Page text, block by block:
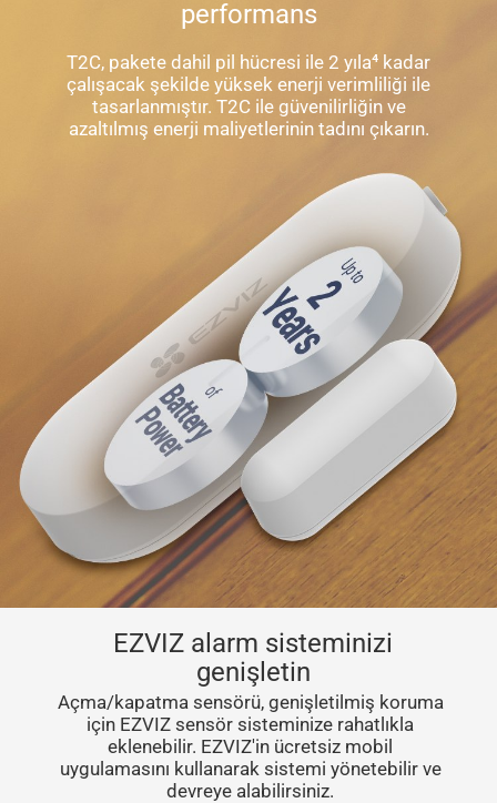
performans
T2C, pakete dahil pil hücresi ile 2 yıla⁴ kadar
çalışacak şekilde yüksek enerji verimliliği ile
tasarlanmıştır. T2C ile güvenilirliğin ve
azaltılmış enerji maliyetlerinin tadını çıkarın.
EZVIZ alarm sisteminizi
genişletin
Açma/kapatma sensörü, genişletilmiş koruma
için EZVIZ sensör sisteminize rahatlıkla
eklenebilir. EZVIZ'in ücretsiz mobil
uygulamasını kullanarak sistemi yönetebilir ve
devreye alabilirsiniz.